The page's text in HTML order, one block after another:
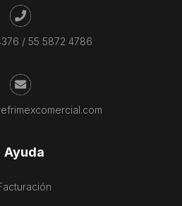
/ 55 5872 4786
Ayuda